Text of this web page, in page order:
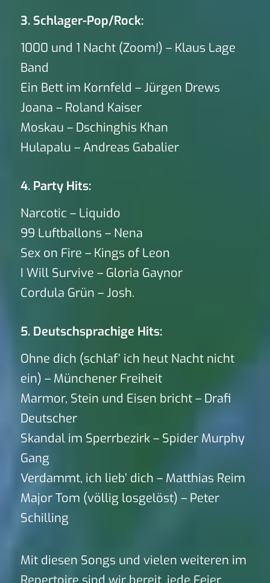
3. Schlager-Pop/Rock:
1000 und 1 Nacht (Zoom!) – Klaus Lage
Band
Ein Bett im Kornfeld – Jürgen Drews
Joana – Roland Kaiser
Moskau – Dschinghis Khan
Hulapalu – Andreas Gabalier
4. Party Hits:
Narcotic – Liquido
99 Luftballons – Nena
Sex on Fire – Kings of Leon
I Will Survive – Gloria Gaynor
Cordula Grün – Josh.
5. Deutschsprachige Hits:
Ohne dich (schlaf’ ich heut Nacht nicht
ein) – Münchener Freiheit
Marmor, Stein und Eisen bricht – Drafi
Deutscher
Skandal im Sperrbezirk – Spider Murphy
Gang
Verdammt, ich lieb’ dich – Matthias Reim
Major Tom (völlig losgelöst) – Peter
Schilling
Mit diesen Songs und vielen weiteren im